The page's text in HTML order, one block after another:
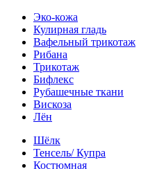
Эко-кожа
Кулирная гладь
Вафельный трикотаж
Рибана
Трикотаж
Бифлекс
Рубашечные ткани
Вискоза
Лён
Шёлк
Тенсель/ Купра
Костюмная